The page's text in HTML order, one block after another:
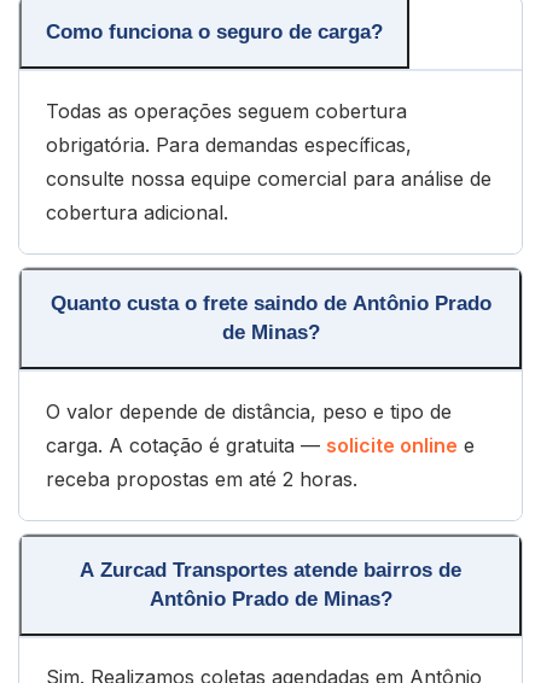
Como funciona o seguro de carga?
Todas as operações seguem cobertura
obrigatória. Para demandas específicas,
consulte nossa equipe comercial para análise de
cobertura adicional.
Quanto custa o frete saindo de Antônio Prado
de Minas?
O valor depende de distância, peso e tipo de
carga. A cotação é gratuita — solicite online e
receba propostas em até 2 horas.
A Zurcad Transportes atende bairros de
Antônio Prado de Minas?
Sim. Realizamos coletas agendadas em Antônio